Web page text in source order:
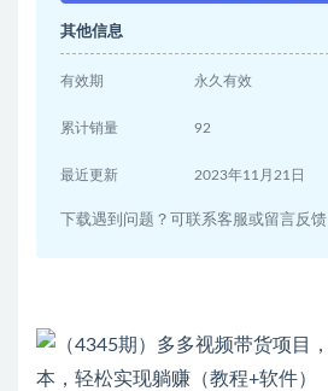
其他信息
有效期 永久有效
累计销量 92
最近更新 2023年11月21日
下载遇到问题？可联系客服或留言反馈